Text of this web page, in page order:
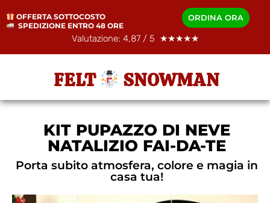
OFFERTA SOTTOCOSTO
SPEDIZIONE ENTRO 48 ORE
ORDINA ORA
Valutazione: 4,87 / 5 ★★★★★
FELT ​​ SNOWMAN
KIT PUPAZZO DI NEVE
NATALIZIO FAI-DA-TE
Porta subito atmosfera, colore e magia in
casa tua!